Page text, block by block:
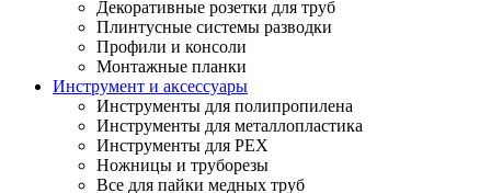
Декоративные розетки для труб
Плинтусные системы разводки
Профили и консоли
Монтажные планки
Инструмент и аксессуары
Инструменты для полипропилена
Инструменты для металлопластика
Инструменты для PEX
Ножницы и труборезы
Все для пайки медных труб